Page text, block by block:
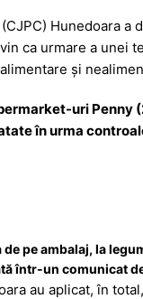
Hunedoara
ca urmare a unei
și
uri Penny
în urma
pe ambalaj, la
într-un comunicat
au aplicat, în